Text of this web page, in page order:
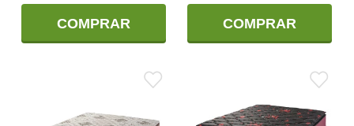
COMPRAR COMPRAR